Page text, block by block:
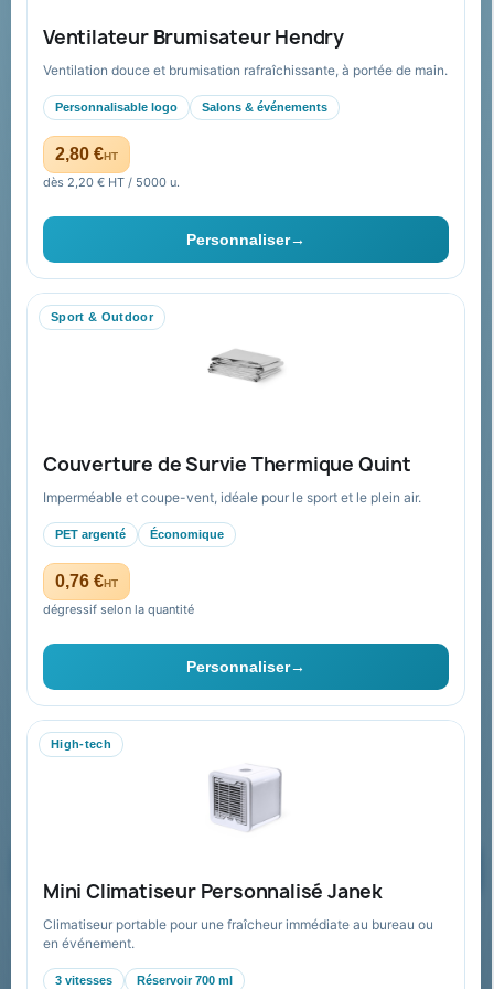
Ventilateur Brumisateur Hendry
Ventilation douce et brumisation rafraîchissante, à portée de main.
Personnalisable logo Salons & événements
2,80 €HT
dès 2,20 € HT / 5000 u.
Personnaliser→
Sport & Outdoor
Couverture de Survie Thermique Quint
Imperméable et coupe-vent, idéale pour le sport et le plein air.
PET argenté Économique
0,76 €HT
dégressif selon la quantité
Personnaliser→
High-tech
Mini Climatiseur Personnalisé Janek
Climatiseur portable pour une fraîcheur immédiate au bureau ou
en événement.
3 vitesses Réservoir 700 ml
Nouveautés
Catalogue goodies
Cadeaux de fin d’année
À propos
Nos expertises &
accompagnement global
Ils nous ont fait confiance
Livraison
Nous contacter
FAQ sur Promenoch Goodies Pub France
Conditions de retour
Paiement sécurisé
Plan du site
Contact & devis
06 09 53 17 41
WhatsApp
equipe@promenoch-goodies.com
Recevez nos offres spéciales